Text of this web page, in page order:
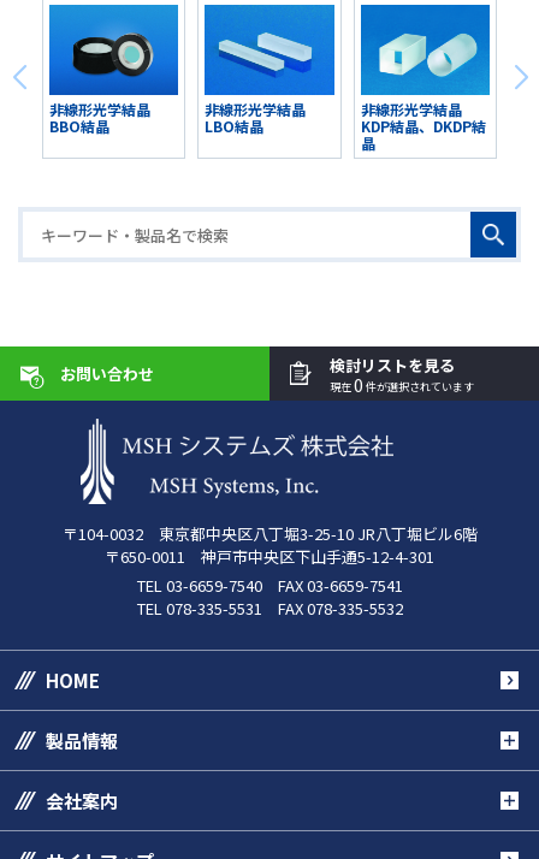
非線形光学結晶
BBO結晶
非線形光学結晶
LBO結晶
非線形光学結晶
KDP結晶、DKDP結
晶
お問い合わせ 検討リストを見る
現在0 件が選択されています
〒104-0032 東京都中央区八丁堀3-25-10 JR八丁堀ビル6階
〒650-0011 神戸市中央区下山手通5-12-4-301
TEL 03-6659-7540 FAX 03-6659-7541
TEL 078-335-5531 FAX 078-335-5532
HOME
製品情報
会社案内